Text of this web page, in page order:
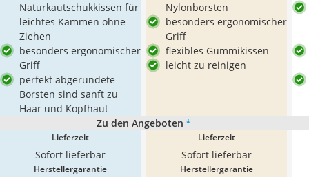
Naturkautschukkissen für
leichtes Kämmen ohne
Ziehen
besonders ergonomischer
Griff
perfekt abgerundete
Borsten sind sanft zu
Haar und Kopfhaut
Nylonborsten
besonders ergonomischer
Griff
flexibles Gummikissen
leicht zu reinigen
Zu den Angeboten *
Lieferzeit
Sofort lieferbar
Lieferzeit
Sofort lieferbar
Herstellergarantie Herstellergarantie